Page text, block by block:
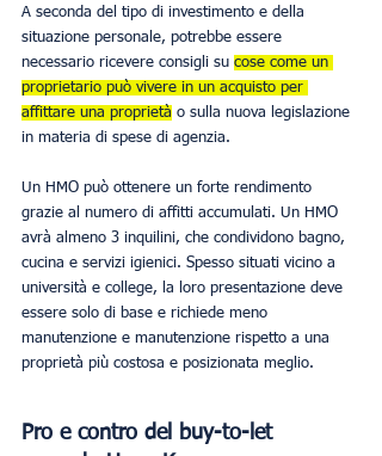
A seconda del tipo di investimento e della
situazione personale, potrebbe essere
necessario ricevere consigli su cose come un
proprietario può vivere in un acquisto per
affittare una proprietà o sulla nuova legislazione
in materia di spese di agenzia.
Un HMO può ottenere un forte rendimento
grazie al numero di affitti accumulati. Un HMO
avrà almeno 3 inquilini, che condividono bagno,
cucina e servizi igienici. Spesso situati vicino a
università e college, la loro presentazione deve
essere solo di base e richiede meno
manutenzione e manutenzione rispetto a una
proprietà più costosa e posizionata meglio.
Pro e contro del buy-to-let